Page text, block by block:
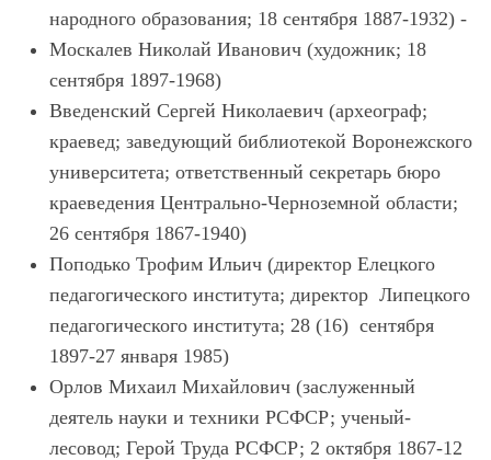
народного образования; 18 сентября 1887-1932) -
Москалев Николай Иванович (художник; 18
сентября 1897-1968)
Введенский Сергей Николаевич (археограф;
краевед; заведующий библиотекой Воронежского
университета; ответственный секретарь бюро
краеведения Центрально-Черноземной области;
26 сентября 1867-1940)
Поподько Трофим Ильич (директор Елецкого
педагогического института; директор Липецкого
педагогического института; 28 (16) сентября
1897-27 января 1985)
Орлов Михаил Михайлович (заслуженный
деятель науки и техники РСФСР; ученый-
лесовод; Герой Труда РСФСР; 2 октября 1867-12